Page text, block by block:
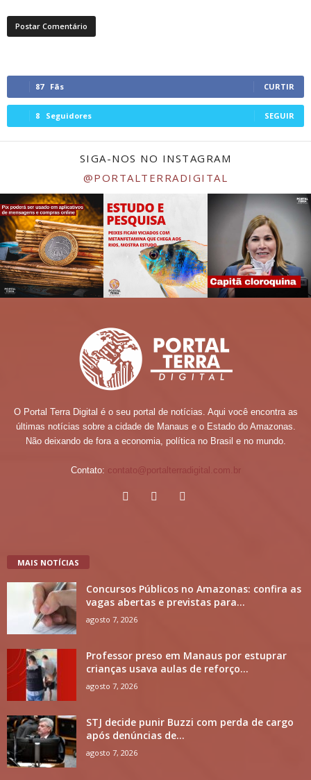
87 Fãs CURTIR
8 Seguidores SEGUIR
SIGA-NOS NO INSTAGRAM
@PORTALTERRADIGITAL
O Portal Terra Digital é o seu portal de notícias. Aqui você encontra as
últimas notícias sobre a cidade de Manaus e o Estado do Amazonas.
Não deixando de fora a economia, política no Brasil e no mundo.
Contato: contato@portalterradigital.com.br
MAIS NOTÍCIAS
Concursos Públicos no Amazonas: confira as
vagas abertas e previstas para...
agosto 7, 2026
Professor preso em Manaus por estuprar
crianças usava aulas de reforço...
agosto 7, 2026
STJ decide punir Buzzi com perda de cargo
após denúncias de...
agosto 7, 2026